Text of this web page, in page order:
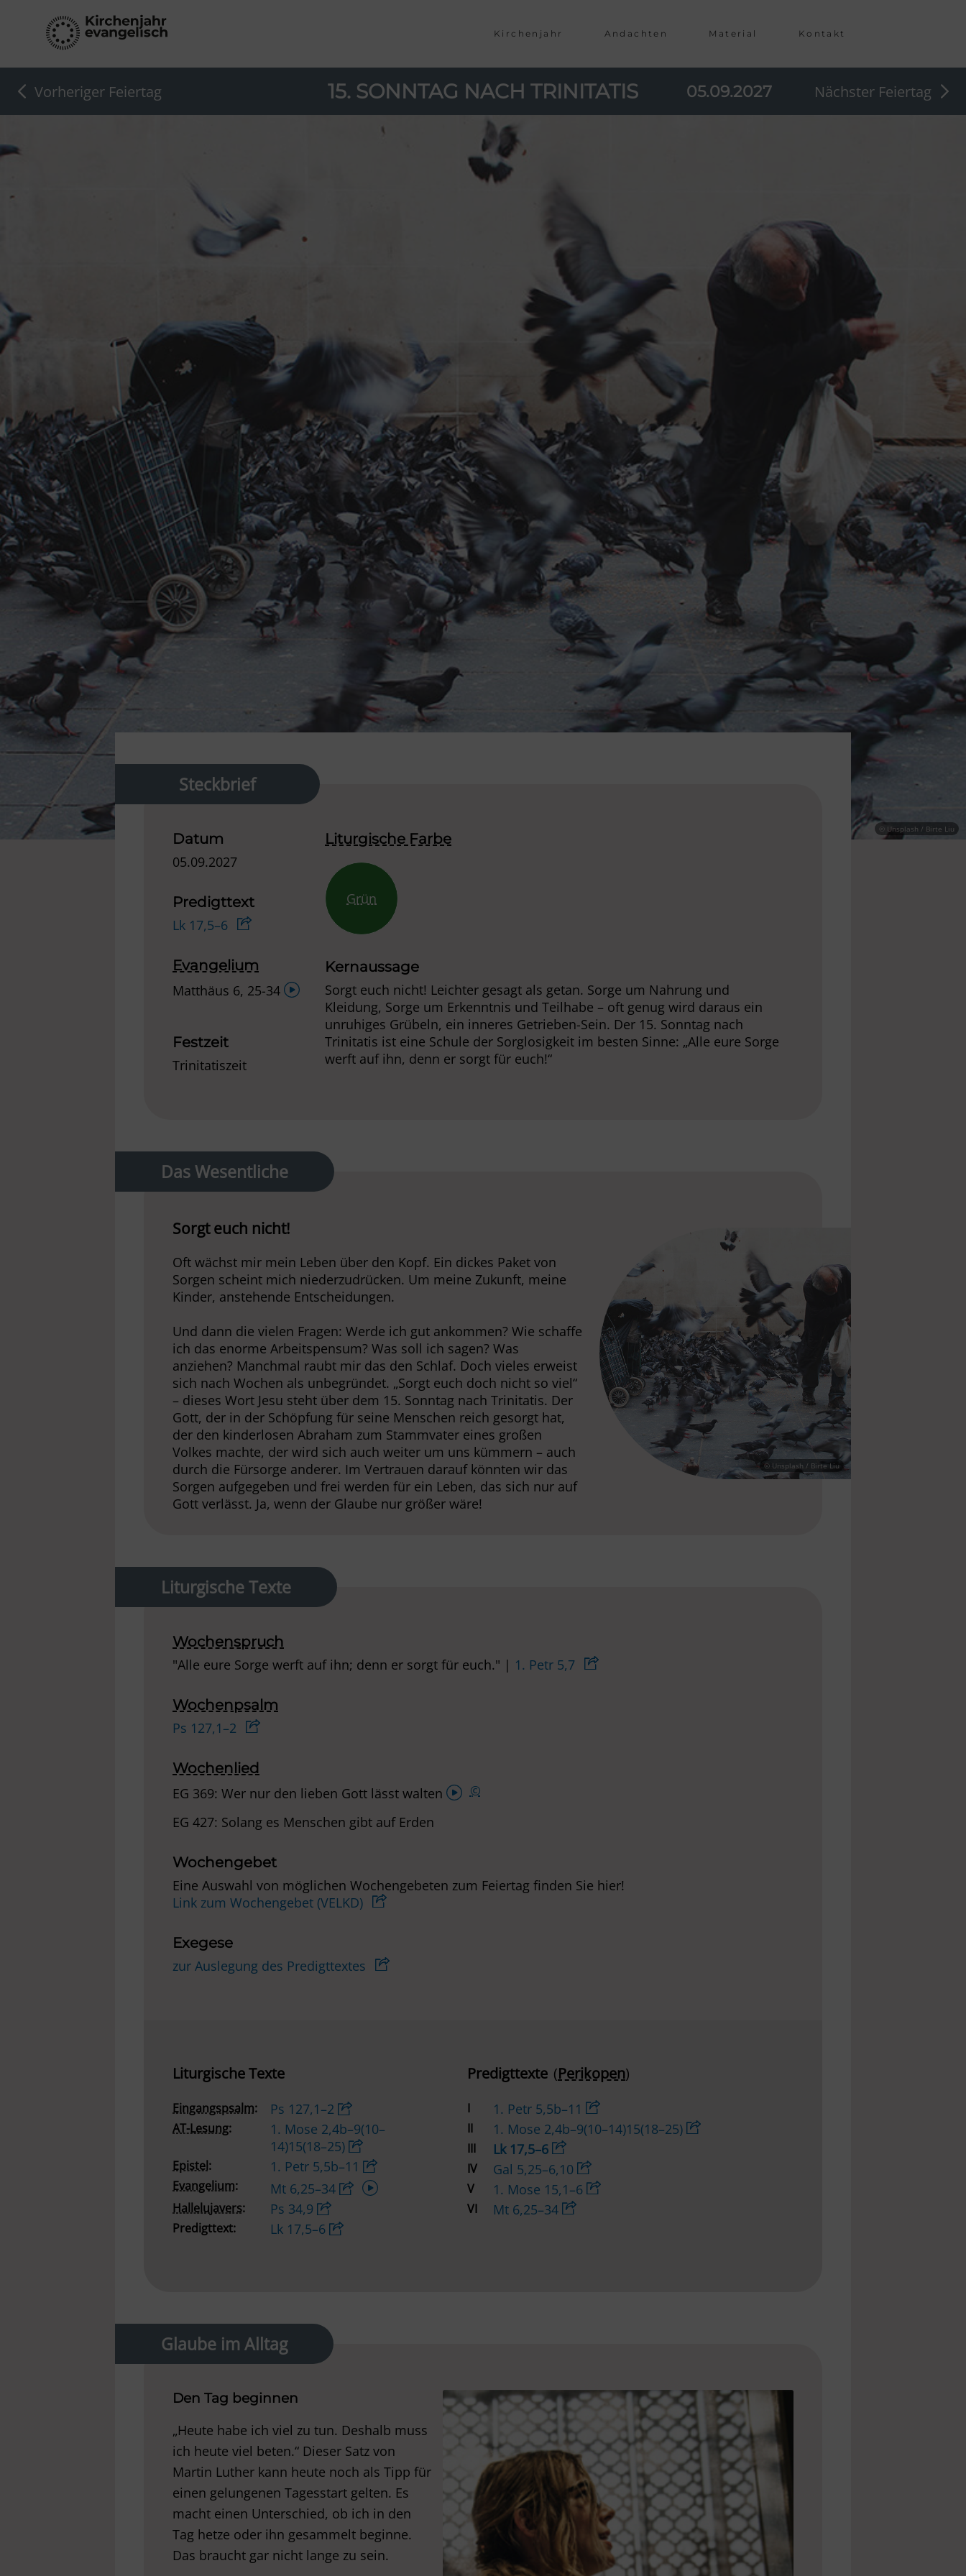
Kirchenjahr Andachten Material Kontakt
Vorheriger Feiertag 15. SONNTAG NACH TRINITATIS 05.09.2027 Nächster Feiertag
© Unsplash / Birte Liu
Steckbrief
Datum
05.09.2027
Predigttext
Lk 17,5–6
Evangelium
Matthäus 6, 25-34 Audio-
Festzeit
Trinitatiszeit
Liturgische Farbe
Grün
Kernaussage
Sorgt euch nicht! Leichter gesagt als getan. Sorge um Nahrung und
Kleidung, Sorge um Erkenntnis und Teilhabe – oft genug wird daraus ein
unruhiges Grübeln, ein inneres Getrieben-Sein. Der 15. Sonntag nach
Trinitatis ist eine Schule der Sorglosigkeit im besten Sinne: „Alle eure Sorge
werft auf ihn, denn er sorgt für euch!“
Das Wesentliche
Sorgt euch nicht!
Oft wächst mir mein Leben über den Kopf. Ein dickes Paket von
Sorgen scheint mich niederzudrücken. Um meine Zukunft, meine
Kinder, anstehende Entscheidungen.
Und dann die vielen Fragen: Werde ich gut ankommen? Wie schaffe
ich das enorme Arbeitspensum? Was soll ich sagen? Was
anziehen? Manchmal raubt mir das den Schlaf. Doch vieles erweist
sich nach Wochen als unbegründet. „Sorgt euch doch nicht so viel“
– dieses Wort Jesu steht über dem 15. Sonntag nach Trinitatis. Der
Gott, der in der Schöpfung für seine Menschen reich gesorgt hat,
der den kinderlosen Abraham zum Stammvater eines großen
Volkes machte, der wird sich auch weiter um uns kümmern – auch
durch die Fürsorge anderer. Im Vertrauen darauf könnten wir das
Sorgen aufgegeben und frei werden für ein Leben, das sich nur auf
Gott verlässt. Ja, wenn der Glaube nur größer wäre!
© Unsplash / Birte Liu
Liturgische Texte
Wochenspruch
"Alle eure Sorge werft auf ihn; denn er sorgt für euch." | 1. Petr 5,7
Wochenpsalm
Ps 127,1–2
Wochenlied
EG 369: Wer nur den lieben Gott lässt walten Audio-
©
EG 427: Solang es Menschen gibt auf Erden
Wochengebet
Eine Auswahl von möglichen Wochengebeten zum Feiertag finden Sie hier!
Link zum Wochengebet (VELKD)
Exegese
zur Auslegung des Predigttextes
Liturgische Texte
Eingangspsalm: Ps 127,1–2
AT-Lesung:
1. Mose 2,4b–9(10–
14)15(18–25)
Epistel: 1. Petr 5,5b–11
Evangelium: Mt 6,25–34
Audio-
Player
Hallelujavers: Ps 34,9
Predigttext: Lk 17,5–6
Predigttexte (Perikopen)
I 1. Petr 5,5b–11
II 1. Mose 2,4b–9(10–14)15(18–25)
III Lk 17,5–6
IV Gal 5,25–6,10
V 1. Mose 15,1–6
VI Mt 6,25–34
Glaube im Alltag
Den Tag beginnen
„Heute habe ich viel zu tun. Deshalb muss
ich heute viel beten.“ Dieser Satz von
Martin Luther kann heute noch als Tipp für
einen gelungenen Tagesstart gelten. Es
macht einen Unterschied, ob ich in den
Tag hetze oder ihn gesammelt beginne.
Das braucht gar nicht lange zu sein.